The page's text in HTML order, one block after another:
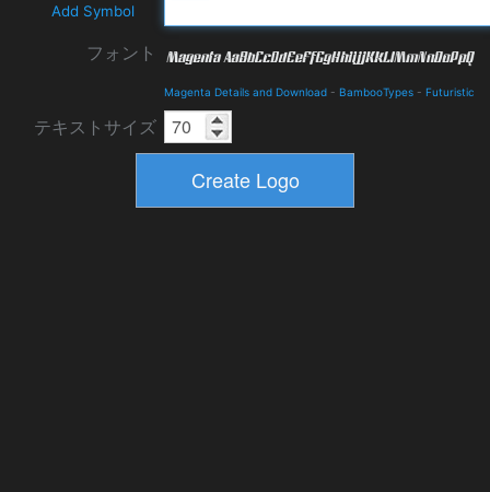
Add Symbol
フォント
Magenta Details and Download - BambooTypes - Futuristic
テキストサイズ